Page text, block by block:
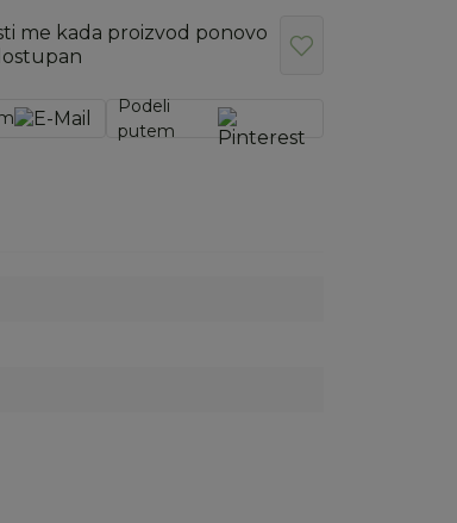
me kada proizvod ponovo
Podeli
putem